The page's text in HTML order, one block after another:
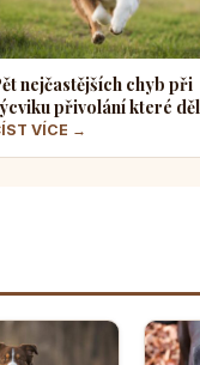
nejčastějších chyb při
přivolání které
pejskařů
VÍCE →